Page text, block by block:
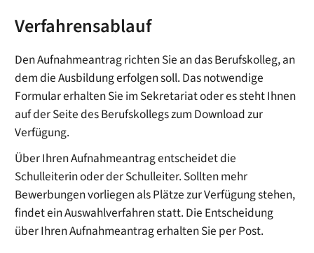
Verfahrensablauf
Den Aufnahmeantrag richten Sie an das Berufskolleg, an
dem die Ausbildung erfolgen soll. Das notwendige
Formular erhalten Sie im Sekretariat oder es steht Ihnen
auf der Seite des Berufskollegs zum Download zur
Verfügung.
Über Ihren Aufnahmeantrag entscheidet die
Schulleiterin oder der Schulleiter. Sollten mehr
Bewerbungen vorliegen als Plätze zur Verfügung stehen,
findet ein Auswahlverfahren statt. Die Entscheidung
über Ihren Aufnahmeantrag erhalten Sie per Post.